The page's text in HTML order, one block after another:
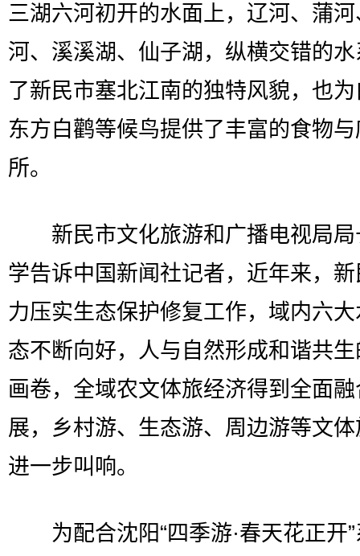
三湖六河初开的水面上，辽河、蒲
河、溪溪湖、仙子湖，纵横交错的
了新民市塞北江南的独特风貌，也
东方白鹳等候鸟提供了丰富的食物
所。
新民市文化旅游和广播电视局局
学告诉中国新闻社记者，近年来，
力压实生态保护修复工作，域内六
态不断向好，人与自然形成和谐共
画卷，全域农文体旅经济得到全面
展，乡村游、生态游、周边游等文
进一步叫响。
为配合沈阳“四季游·春天花正开”